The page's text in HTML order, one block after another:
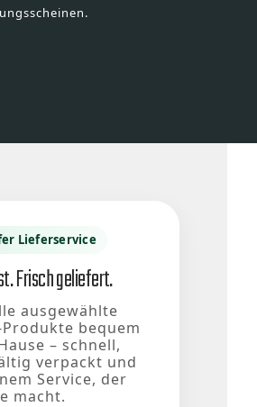
Lieferservice
Frisch geliefert.
ausgewählte
bequem
– schnell,
verpackt und
Service, der
macht.